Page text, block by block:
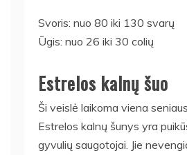
Svoris: nuo 80 iki 130 svarų
Ūgis: nuo 26 iki 30 colių
Estrelos kalnų šuo
Ši veislė laikoma viena
Estrelos kalnų šunys yra
gyvulių saugotojai. Jie